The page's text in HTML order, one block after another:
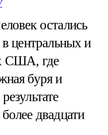
остались
в центральных и
США, где
буря и
двадцати